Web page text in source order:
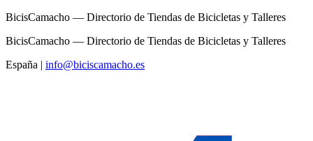
BicisCamacho — Directorio de Tiendas de Bicicletas y Talleres
BicisCamacho — Directorio de Tiendas de Bicicletas y Talleres
España | info@biciscamacho.es